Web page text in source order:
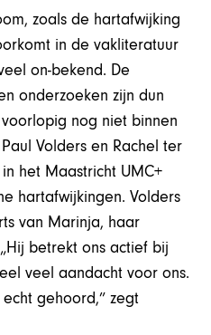
zoals de hartafwijking
in de vakliteratuur
on-bekend. De
onderzoeken zijn dun
nog niet binnen
Volders en Rachel ter
het Maastricht UMC+
hartafwijkingen. Volders
van Marinja, haar
betrekt ons actief bij
veel aandacht voor ons.
gehoord,” zegt